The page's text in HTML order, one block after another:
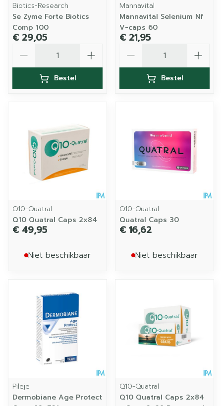
Biotics-Research
Se Zyme Forte Biotics
Comp 100
€ 29,05
Bestel
Mannavital
Mannavital Selenium Nf
V-caps 60
€ 21,95
Bestel
Q10-Quatral
Q10 Quatral Caps 2x84
€ 49,95
Niet beschikbaar
Q10-Quatral
Quatral Caps 30
€ 16,62
Niet beschikbaar
Pileje
Dermobiane Age Protect
Q10-Quatral
Q10 Quatral Caps 2x84